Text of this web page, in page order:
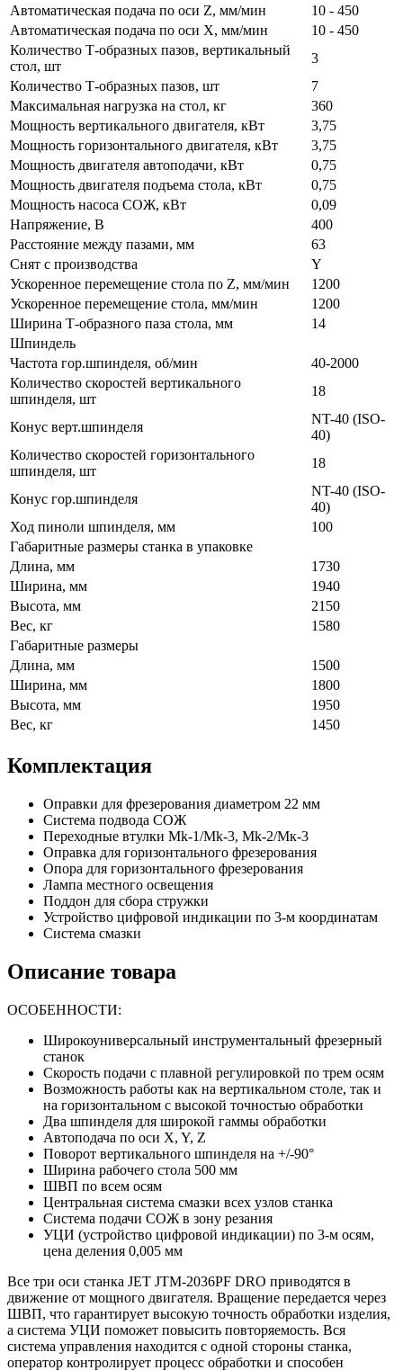
Автоматическая подача по оси Z, мм/мин
10 - 450
Автоматическая подача по оси Х, мм/мин
10 - 450
Количество Т-образных пазов, вертикальный
стол, шт
3
Количество Т-образных пазов, шт
7
Максимальная нагрузка на стол, кг
360
Мощность вертикального двигателя, кВт
3,75
Мощность горизонтального двигателя, кВт
3,75
Мощность двигателя автоподачи, кВт
0,75
Мощность двигателя подъема стола, кВт
0,75
Мощность насоса СОЖ, кВт
0,09
Напряжение, В
400
Расстояние между пазами, мм
63
Снят с производства
Y
Ускоренное перемещение стола по Z, мм/мин
1200
Ускоренное перемещение стола, мм/мин
1200
Ширина Т-образного паза стола, мм
14
Шпиндель
Частота гор.шпинделя, об/мин
40-2000
Количество скоростей вертикального
шпинделя, шт
18
Конус верт.шпинделя
NT-40 (ISO-
40)
Количество скоростей горизонтального
шпинделя, шт
18
Конус гор.шпинделя
NT-40 (ISO-
40)
Ход пиноли шпинделя, мм
100
Габаритные размеры станка в упаковке
Длина, мм
1730
Ширина, мм
1940
Высота, мм
2150
Вес, кг
1580
Габаритные размеры
Длина, мм
1500
Ширина, мм
1800
Высота, мм
1950
Вес, кг
1450
Комплектация
Оправки для фрезерования диаметром 22 мм
Система подвода СОЖ
Переходные втулки Mk-1/Mk-3, Mk-2/Мк-3
Оправка для горизонтального фрезерования
Опора для горизонтального фрезерования
Лампа местного освещения
Поддон для сбора стружки
Устройство цифровой индикации по 3-м координатам
Система смазки
Описание товара
ОСОБЕННОСТИ:
Широкоуниверсальный инструментальный фрезерный
станок
Скорость подачи с плавной регулировкой по трем осям
Возможность работы как на вертикальном столе, так и
на горизонтальном с высокой точностью обработки
Два шпинделя для широкой гаммы обработки
Автоподача по оси X, Y, Z
Поворот вертикального шпинделя на +/-90°
Ширина рабочего стола 500 мм
ШВП по всем осям
Центральная система смазки всех узлов станка
Система подачи СОЖ в зону резания
УЦИ (устройство цифровой индикации) по 3-м осям,
цена деления 0,005 мм
Все три оси станка JET JTM-2036PF DRO приводятся в
движение от мощного двигателя. Вращение передается через
ШВП, что гарантирует высокую точность обработки изделия,
а система УЦИ поможет повысить повторяемость. Вся
система управления находится с одной стороны станка,
оператор контролирует процесс обработки и способен